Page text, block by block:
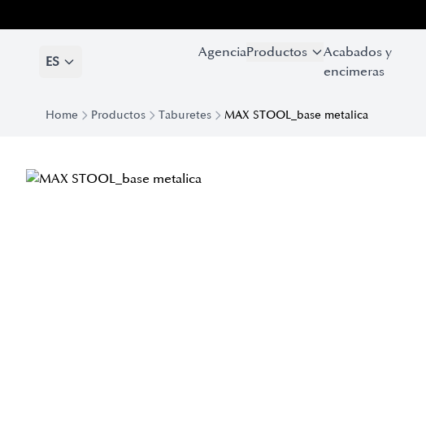
ES
AgenciaProductos
Acabados y
encimeras
Home Productos Taburetes MAX STOOL_base metalica